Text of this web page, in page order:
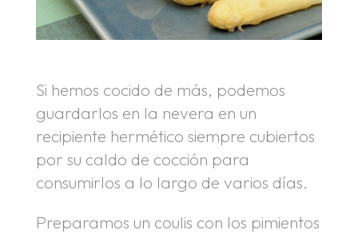
Si hemos cocido de más, podemos
guardarlos en la nevera en un
recipiente hermético siempre cubiertos
por su caldo de cocción para
consumirlos a lo largo de varios días.
Preparamos un coulis con los pimientos